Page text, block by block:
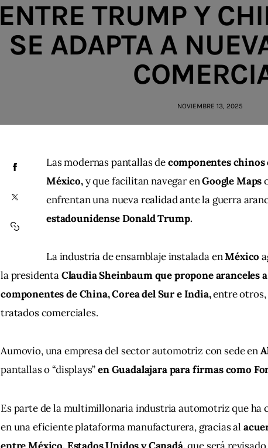
ENTRE TRUMP Y
SE ADAPTA A
NOVIEMBRE 13, 2025
Las modernas pantallas de componentes chinos
México, y que facilitan navegar en Google Maps
enfrentan una nueva realidad ante la guerra
estadounidense Donald Trump.
La industria de ensamblaje instalada en México
la presidenta Claudia Sheinbaum que propone aranceles
componentes de China, Corea del Sur e India, entre otros,
tratados comerciales.
Aumovio, una empresa del sector automotriz con sede en
pantallas o “displays” en Guadalajara para firmas como
Es parte de la multimillonaria industria automotriz que ha
en una eficiente plataforma manufacturera, gracias al